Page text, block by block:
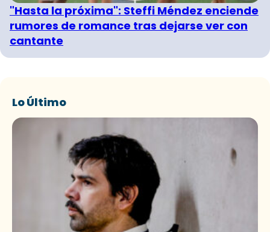
"Hasta la próxima": Steffi Méndez enciende
rumores de romance tras dejarse ver con
cantante
Lo Último